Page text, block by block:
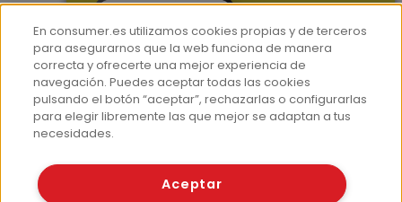
Hemeroteca
Contacto
Prensa
Corpus Lingüístico Consumer
© Fundación EROSKI
En consumer.es utilizamos cookies propias y de terceros
para asegurarnos que la web funciona de manera
correcta y ofrecerte una mejor experiencia de
navegación. Puedes aceptar todas las cookies
pulsando el botón “aceptar”, rechazarlas o configurarlas
para elegir libremente las que mejor se adaptan a tus
necesidades.
Aceptar